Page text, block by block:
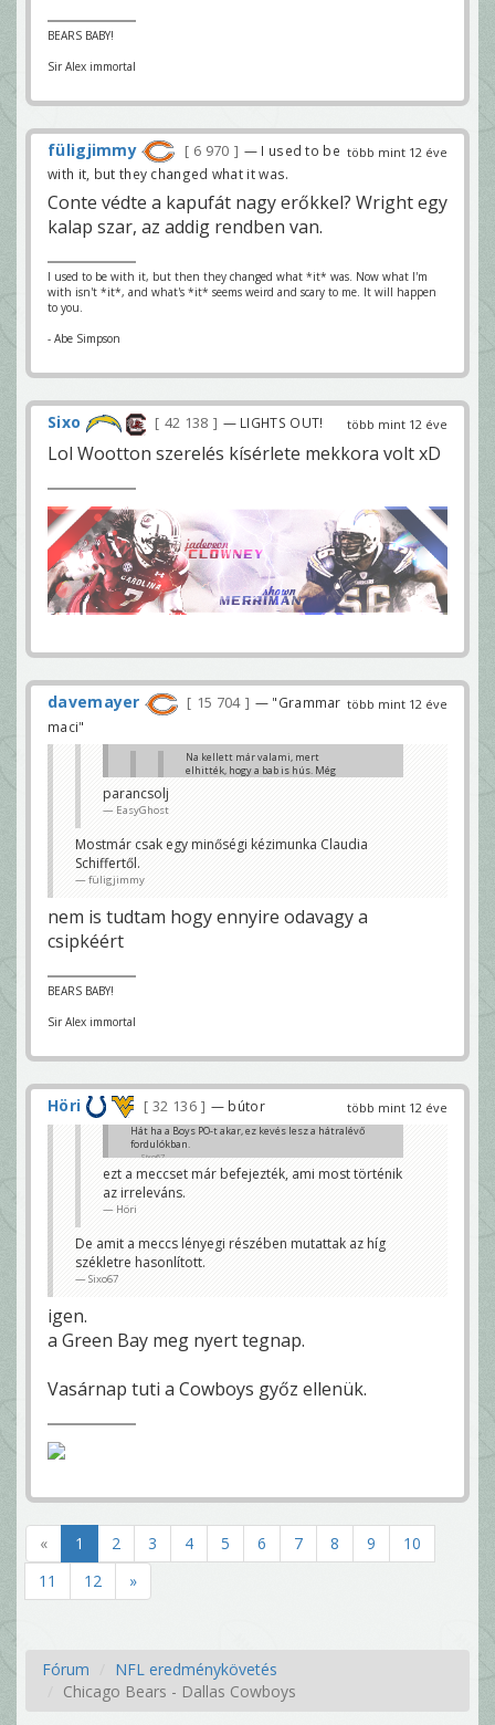
BEARS BABY!
Sir Alex immortal
több mint 12 éve
füligjimmy 6 970
— I used to be
with it, but they changed what it was.
Conte védte a kapufát nagy erőkkel? Wright egy
kalap szar, az addig rendben van.
I used to be with it, but then they changed what *it* was. Now what I'm
with isn't *it*, and what's *it* seems weird and scary to me. It will happen
to you.
- Abe Simpson
több mint 12 éve
Sixo 42 138 — LIGHTS OUT!
Lol Wootton szerelés kísérlete mekkora volt xD
több mint 12 éve
davemayer 15 704
— "Grammar
maci"
Na kellett már valami, mert
elhitték, hogy a bab is hús. Még
parancsolj
parancsolj
EasyGhost
Mostmár csak egy minőségi kézimunka Claudia
Schiffertől.
füligjimmy
nem is tudtam hogy ennyire odavagy a
csipkéért
BEARS BABY!
Sir Alex immortal
több mint 12 éve
Höri 32 136 — bútor
Hát ha a Boys PO-t akar, ez kevés lesz a hátralévő
fordulókban.
Sixo67
ezt a meccset már befejezték, ami most történik
az irreleváns.
Höri
De amit a meccs lényegi részében mutattak az híg
székletre hasonlított.
Sixo67
igen.
a Green Bay meg nyert tegnap.
Vasárnap tuti a Cowboys győz ellenük.
« 1 2 3 4 5 6 7 8 9
10
11
12 »
Fórum
NFL eredménykövetés
Chicago Bears - Dallas Cowboys